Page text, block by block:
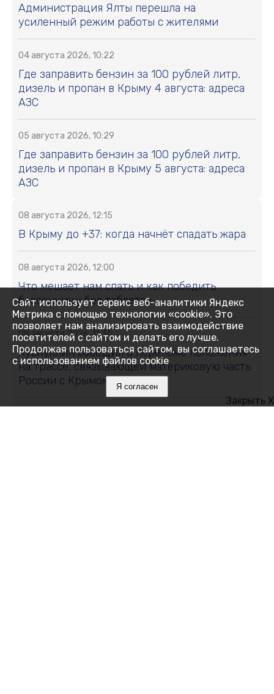
Администрация Ялты перешла на
усиленный режим работы с жителями
04 августа 2026, 10:22
Где заправить бензин за 100 рублей литр,
дизель и пропан в Крыму 4 августа: адреса
АЗС
05 августа 2026, 10:29
Где заправить бензин за 100 рублей литр,
дизель и пропан в Крыму 5 августа: адреса
АЗС
08 августа 2026, 12:15
В Крыму до +37: когда начнёт спадать жара
08 августа 2026, 12:00
Что мешает нам спать и как победить
бессонницу без таблеток
08 августа 2026, 11:35
Хуснуллин сообщил о переломе положения
на трассе, связывающей материковую часть
России с Крымом
Закрыть X
Сайт использует сервис веб-аналитики Яндекс
Метрика с помощью технологии «cookie». Это
позволяет нам анализировать взаимодействие
посетителей с сайтом и делать его лучше.
Продолжая пользоваться сайтом, вы соглашаетесь
с использованием файлов cookie
Я согласен